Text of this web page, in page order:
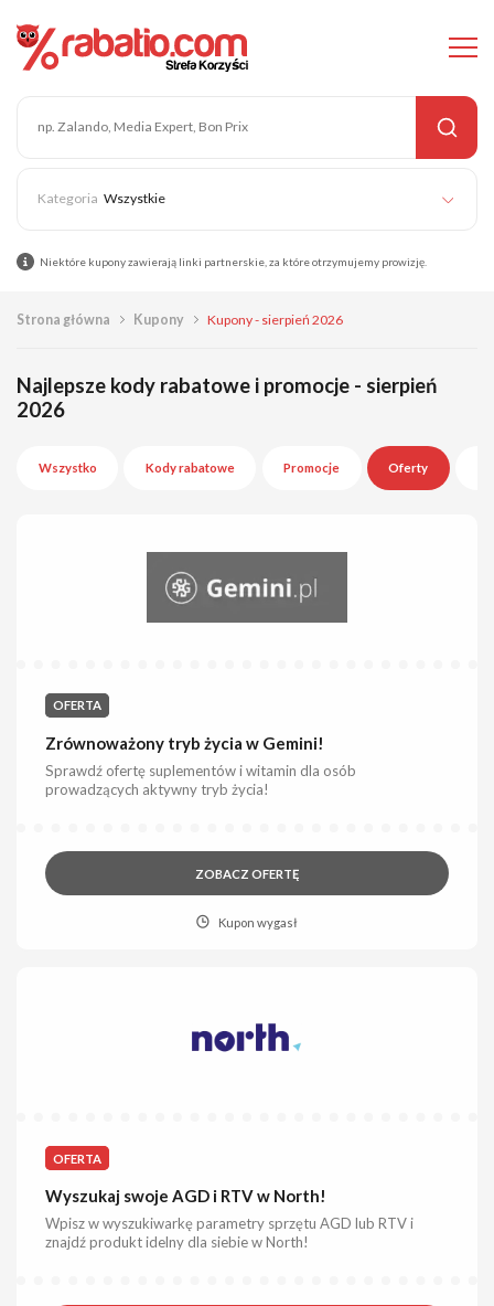
Wszystkie
Niektóre kupony zawierają linki partnerskie, za które otrzymujemy prowizję.
Strona główna Kupony Kupony - sierpień 2026
Najlepsze kody rabatowe i promocje - sierpień
2026
Wszystko Kody rabatowe Promocje Oferty
OFERTA
Zrównoważony tryb życia w Gemini!
Sprawdź ofertę suplementów i witamin dla osób
prowadzących aktywny tryb życia!
ZOBACZ OFERTĘ
Kupon wygasł
OFERTA
Wyszukaj swoje AGD i RTV w North!
Wpisz w wyszukiwarkę parametry sprzętu AGD lub RTV i
znajdź produkt idelny dla siebie w North!